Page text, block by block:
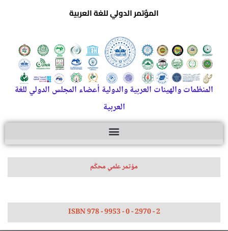
المؤتمر الدولي للغة العربية
المنظمات والهيئات العربية والدولية أعضاء المجلس الدولي للغة
العربية
مؤتمر علمي محكّم
ISBN 978 - 9953 - 0 - 2970 - 2